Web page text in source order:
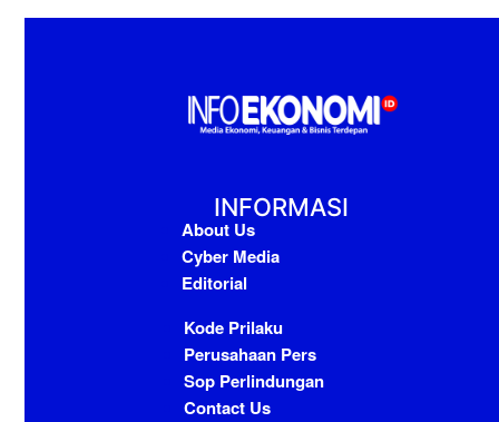
INFORMASI
About Us
Cyber Media
Editorial
Kode Prilaku
Perusahaan Pers
Sop Perlindungan
Contact Us